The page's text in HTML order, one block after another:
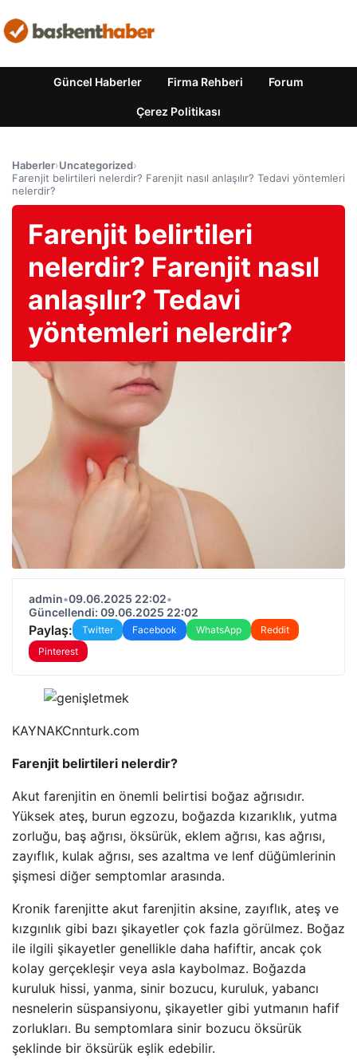
Güncel Haberler Firma Rehberi Forum
Çerez Politikası
Haberler›Uncategorized›
Farenjit belirtileri nelerdir? Farenjit nasıl anlaşılır? Tedavi yöntemleri
nelerdir?
Farenjit belirtileri
nelerdir? Farenjit nasıl
anlaşılır? Tedavi
yöntemleri nelerdir?
admin•09.06.2025 22:02•
Güncellendi: 09.06.2025 22:02
Paylaş: Twitter Facebook WhatsApp
Reddit
Pinterest
KAYNAKCnnturk.com
Farenjit belirtileri nelerdir?
Akut farenjitin en önemli belirtisi boğaz ağrısıdır.
Yüksek ateş, burun egzozu, boğazda kızarıklık, yutma
zorluğu, baş ağrısı, öksürük, eklem ağrısı, kas ağrısı,
zayıflık, kulak ağrısı, ses azaltma ve lenf düğümlerinin
şişmesi diğer semptomlar arasında.
Kronik farenjitte akut farenjitin aksine, zayıflık, ateş ve
kızgınlık gibi bazı şikayetler çok fazla görülmez. Boğaz
ile ilgili şikayetler genellikle daha hafiftir, ancak çok
kolay gerçekleşir veya asla kaybolmaz. Boğazda
kuruluk hissi, yanma, sinir bozucu, kuruluk, yabancı
nesnelerin süspansiyonu, şikayetler gibi yutmanın hafif
zorlukları. Bu semptomlara sinir bozucu öksürük
şeklinde bir öksürük eşlik edebilir.